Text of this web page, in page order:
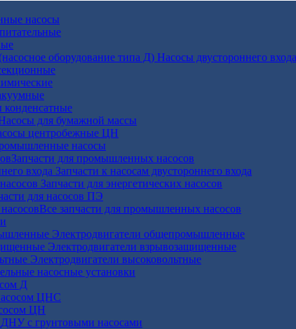
насосы
Насосы двустороннего
конденсатные
для бумажной массы
центробежные ЦН
насосы
Запчасти для промышленных насосов
Запчасти к насосам двустороннего входа
Запчасти для энергетических насосов
для насосов ПЭ
Все запчасти для промышленных насосов
Электродвигатели общепромышленные
Электродвигатели взрывозащищенные
Электродвигатели высоковольтные
насосные установки
Д
ЦНС
ЦН
ДНУ с грунтовыми насосами